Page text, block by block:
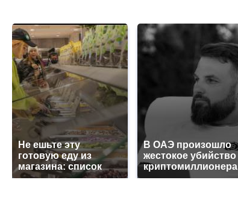
Не ешьте эту
готовую еду из
магазина: список
В ОАЭ произошло
жестокое убийство
криптомиллионера